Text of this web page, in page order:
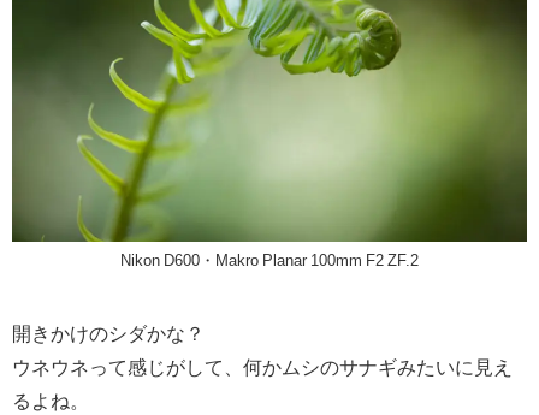
Nikon D600・Makro Planar 100mm F2 ZF.2
開きかけのシダかな？
ウネウネって感じがして、何かムシのサナギみたいに見え
るよね。